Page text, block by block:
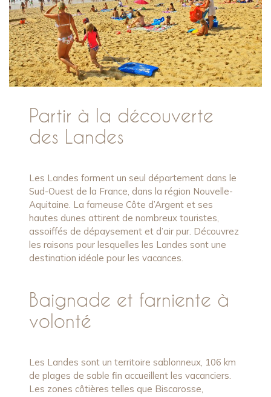
Partir à la découverte
des Landes
Les Landes forment un seul département dans le
Sud-Ouest de la France, dans la région Nouvelle-
Aquitaine. La fameuse Côte d’Argent et ses
hautes dunes attirent de nombreux touristes,
assoiffés de dépaysement et d’air pur. Découvrez
les raisons pour lesquelles les Landes sont une
destination idéale pour les vacances.
Baignade et farniente à
volonté
Les Landes sont un territoire sablonneux, 106 km
de plages de sable fin accueillent les vacanciers.
Les zones côtières telles que Biscarosse,